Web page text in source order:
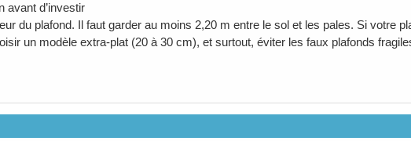
avant d’investir
du plafond. Il faut garder au moins 2,20 m entre le sol et les pales. Si votre
un modèle extra-plat (20 à 30 cm), et surtout, éviter les faux plafonds